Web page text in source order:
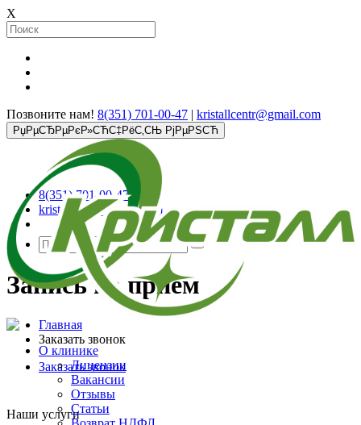
X
Позвоните нам! 8(351) 701-00-47 | kristallcentr@gmail.com
РџРµСЂРµРєР»СЋС‡РёС‚СЊ РјРµРЅСЋ
О клинике
Лицензии
Вакансии
Отзывы
Статьи
8(351) 701-00-47
kristallcentr@gmail.com
Запись на прием
Главная
Заказать звонок
Заказать звонок
Наши услуги